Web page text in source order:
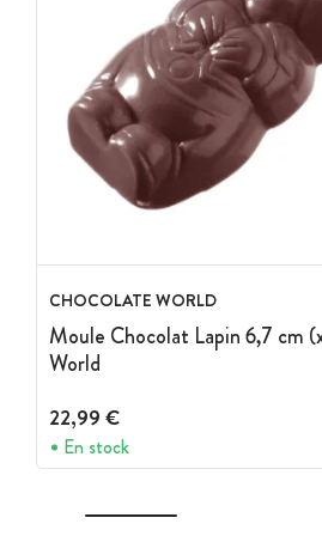
CHOCOLATE WORLD
Moule Chocolat Lapin 6,7 cm
World
22,99 €
En stock